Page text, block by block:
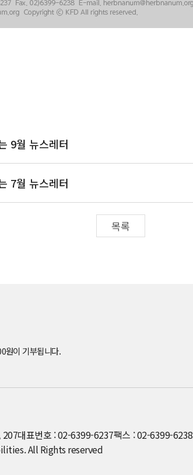
9월 뉴스레터
7월 뉴스레터
목록
원이 기부됩니다.
207대표번호 : 02-6399-6237팩스 : 02-6399-6238
All Rights reserved